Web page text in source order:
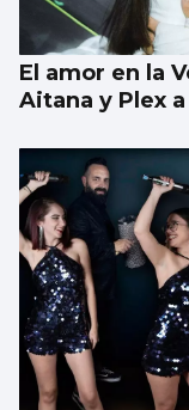
El amor en la
Aitana y Plex